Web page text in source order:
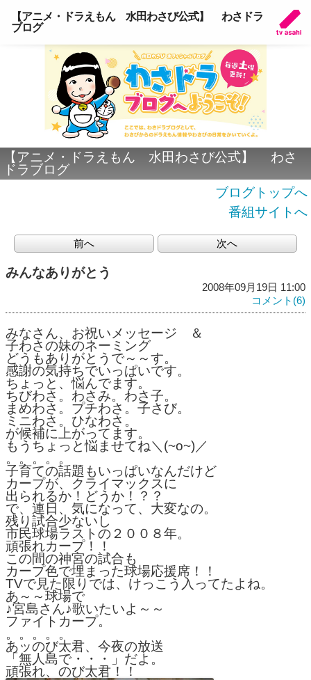
【アニメ・ドラえもん 水田わさび公式】 わさドラ
ブログ
【アニメ・ドラえもん 水田わさび公式】 わさ
ドラブログ
ブログトップへ
番組サイトへ
前へ 次へ
みんなありがとう
2008年09月19日 11:00
コメント(6)
みなさん、お祝いメッセージ ＆
子わさの妹のネーミング
どうもありがとうで～～す。
感謝の気持ちでいっぱいです。
ちょっと、悩んでます。
ちびわさ。わさみ。わさ子。
まめわさ。プチわさ。子さび。
ミニわさ。ひなわさ。
が候補に上がってます。
もうちょっと悩ませてね＼(~o~)／
。。。。。
子育ての話題もいっぱいなんだけど
カープが、クライマックスに
出られるか！どうか！？？
で、連日、気になって、大変なの。
残り試合少ないし
市民球場ラストの２００８年。
頑張れカープ！！
この間の神宮の試合も
カープ色で埋まった球場応援席！！
TVで見た限りでは、けっこう入ってたよね。
あ～～球場で
♪宮島さん♪歌いたいよ～～
ファイトカープ。
。。。。。
あッのび太君、今夜の放送
「無人島で・・・」だよ。
頑張れ、のび太君！！